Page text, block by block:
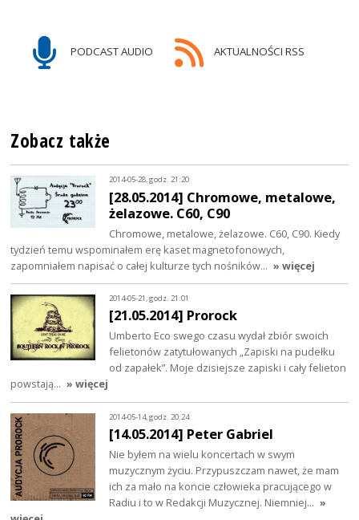
PODCAST AUDIO AKTUALNOŚCI RSS
Zobacz także
2014-05-28, godz. 21:20
[28.05.2014] Chromowe, metalowe,
żelazowe. C60, C90
Chromowe, metalowe, żelazowe. C60, C90. Kiedy
tydzień temu wspominałem erę kaset magnetofonowych,
zapomniałem napisać o całej kulturze tych nośników… » więcej
2014-05-21, godz. 21:01
[21.05.2014] Prorock
Umberto Eco swego czasu wydał zbiór swoich
felietonów zatytułowanych „Zapiski na pudełku
od zapałek”. Moje dzisiejsze zapiski i cały felieton
powstają… » więcej
2014-05-14, godz. 20:24
[14.05.2014] Peter Gabriel
Nie byłem na wielu koncertach w swym
muzycznym życiu. Przypuszczam nawet, że mam
ich za mało na koncie człowieka pracującego w
Radiu i to w Redakcji Muzycznej. Niemniej… »